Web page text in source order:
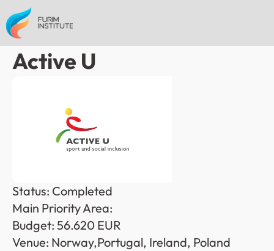
Active U
Status: Completed
Main Priority Area:
Budget: 56.620 EUR
Venue: Norway,Portugal, Ireland, Poland